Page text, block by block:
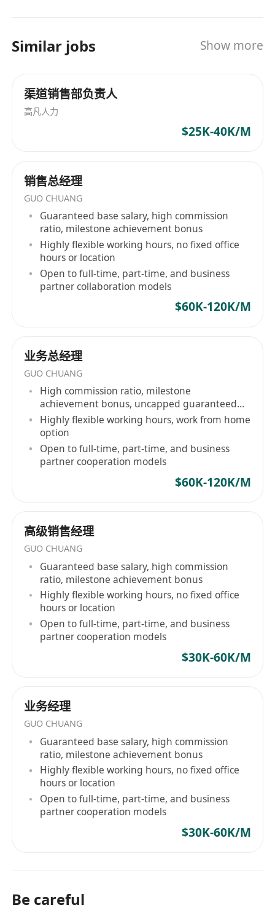
Similar jobs Show more
渠道销售部负责人
高凡人力
$25K-40K/M
销售总经理
GUO CHUANG
Guaranteed base salary, high commission
ratio, milestone achievement bonus
Highly flexible working hours, no fixed office
hours or location
Open to full-time, part-time, and business
partner collaboration models
$60K-120K/M
业务总经理
GUO CHUANG
High commission ratio, milestone
achievement bonus, uncapped guaranteed
salary
Highly flexible working hours, work from home
option
Open to full-time, part-time, and business
partner cooperation models
$60K-120K/M
高级销售经理
GUO CHUANG
Guaranteed base salary, high commission
ratio, milestone achievement bonus
Highly flexible working hours, no fixed office
hours or location
Open to full-time, part-time, and business
partner cooperation models
$30K-60K/M
业务经理
GUO CHUANG
Guaranteed base salary, high commission
ratio, milestone achievement bonus
Highly flexible working hours, no fixed office
hours or location
Open to full-time, part-time, and business
partner cooperation models
$30K-60K/M
Be careful